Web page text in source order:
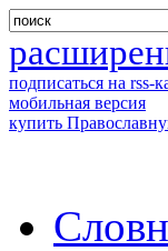
подписаться на rss-
мобильная версия
купить